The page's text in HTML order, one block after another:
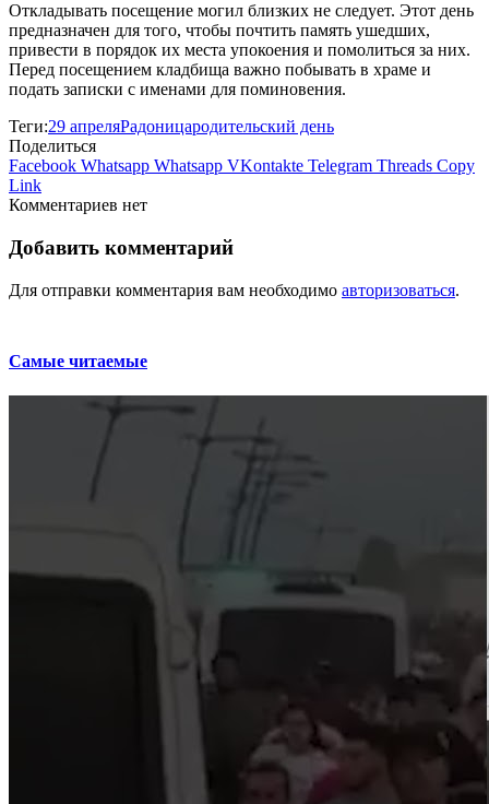
Откладывать посещение могил близких не следует. Этот день
предназначен для того, чтобы почтить память ушедших,
привести в порядок их места упокоения и помолиться за них.
Перед посещением кладбища важно побывать в храме и
подать записки с именами для поминовения.
Теги:29 апреляРадоницародительский день
Поделиться
Facebook Whatsapp Whatsapp VKontakte Telegram Threads Copy
Link
Комментариев нет
Добавить комментарий
Для отправки комментария вам необходимо авторизоваться.
Самые читаемые